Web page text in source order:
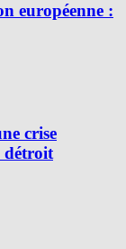
européenne :
crise
détroit